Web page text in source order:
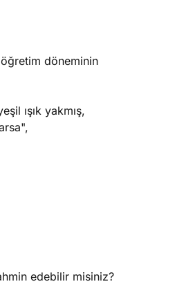
döneminin
ışık yakmış,
edebilir misiniz?